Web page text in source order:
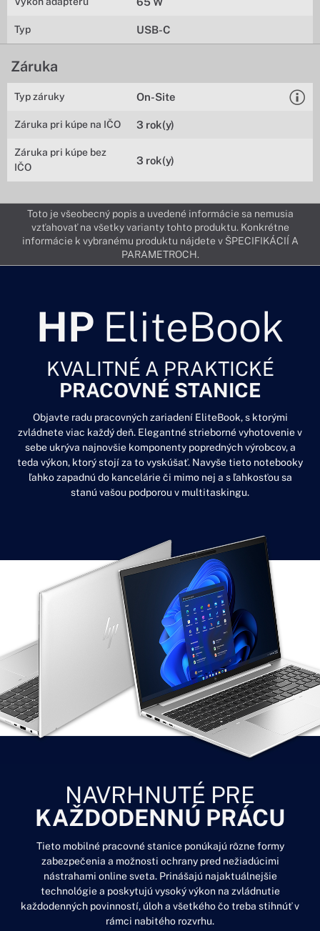
Typ USB-C
Záruka
Typ záruky On-Site
Záruka pri kúpe na IČO 3 rok(y)
Záruka pri kúpe bez
IČO
3 rok(y)
Toto je všeobecný popis a uvedené informácie sa nemusia
vzťahovať na všetky varianty tohto produktu. Konkrétne
informácie k vybranému produktu nájdete v ŠPECIFIKÁCIÍ A
PARAMETROCH.
HP EliteBook
KVALITNÉ A PRAKTICKÉ
PRACOVNÉ STANICE
Objavte radu pracovných zariadení EliteBook, s ktorými
zvládnete viac každý deň. Elegantné strieborné vyhotovenie v
sebe ukrýva najnovšie komponenty popredných výrobcov, a
teda výkon, ktorý stojí za to vyskúšať. Navyše tieto notebooky
ľahko zapadnú do kancelárie či mimo nej a s ľahkosťou sa
stanú vašou podporou v multitaskingu.
NAVRHNUTÉ PRE
KAŽDODENNÚ PRÁCU
Tieto mobilné pracovné stanice ponúkajú rôzne formy
zabezpečenia a možnosti ochrany pred nežiadúcimi
nástrahami online sveta. Prinášajú najaktuálnejšie
technológie a poskytujú vysoký výkon na zvládnutie
každodenných povinností, úloh a všetkého čo treba stihnúť v
rámci nabitého rozvrhu.